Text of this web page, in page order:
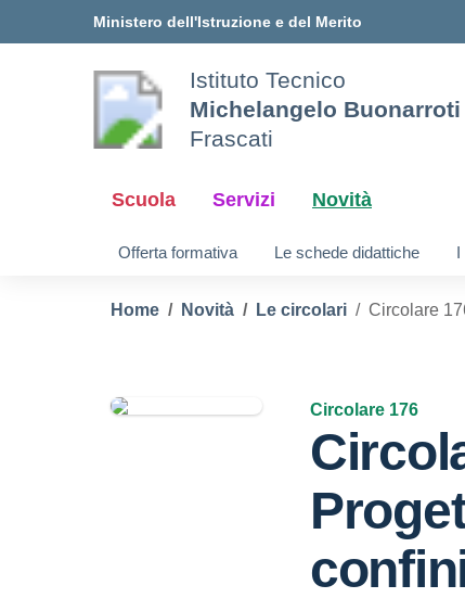
Ministero dell'Istruzione e del Merito
Istituto Tecnico
Michelangelo Buonarroti
Frascati
Scuola Servizi Novità
Offerta formativa Le schede didattiche I
Home Novità Le circolari Circolare
Circolare 176